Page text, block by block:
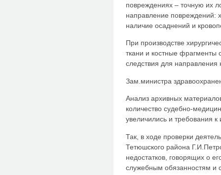
повреждениях – точную их
направление повреждений:
наличие осаднений и
При производстве
ткани и костные фрагменты
следствия для направления
Зам.министра
Анализ архивных
количество судебно-
увеличились и требования к
Так, в ходе проверки
Тетюшского района
недостатков, говорящих о
служебным обязанностям и